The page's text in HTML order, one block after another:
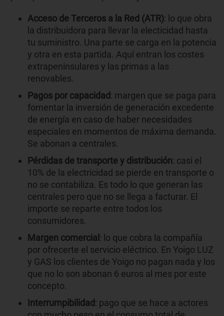
Acceso de Terceros a la Red (ATR): lo que obra
la distribuidora para llevar la electicidad hasta
tu suministro. Una parte se carga en la potencia
y otra en esta partida. Aquí entran los costes
extrapeninsulares y las primas a las
renovables.
Pagos por capacidad : margen que se paga para
fomentar la inversión de generación excedente
de energía en caso de haber necesidades
especiales en momentos de máxima demanda.
Se abonan a centrales.
Pérdidas de transporte y distribución: casi el
10% de la electricidad se pierde en transporte o
no se contabiliza. Es todo lo que generan las
centrales pero que no se llega a facturar. El
importe se reparte entre todos los
consumidores.
Margen comercial : lo que cobra la compañía
por ofrecerte el servicio eléctrico. En Yoigo LUZ
y GAS los clientes de Yoigo no pagan nada y los
que no lo son abonan 6 euros al mes por este
concepto.
Interrumpibilidad : pago que se hace a actores